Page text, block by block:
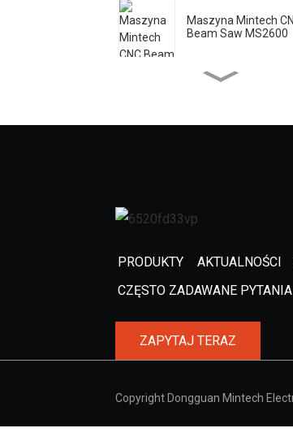
Maszyna Mintech
Beam Saw MS2600
Maszyna do cięcia
laserowego Mintech
Frezarka CNC
PRODUKTY AKTUALNOŚCI
CZĘSTO ZADAWANE PYTANIA
ZAPYTAJ TERAZ
Copyright Dongguan Mintech